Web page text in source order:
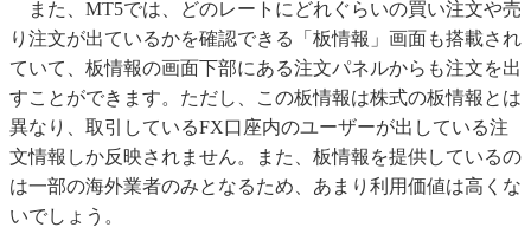
また、MT5では、どのレートにどれぐらいの買い注文や売
り注文が出ているかを確認できる「板情報」画面も搭載され
ていて、板情報の画面下部にある注文パネルからも注文を出
すことができます。ただし、この板情報は株式の板情報とは
異なり、取引しているFX口座内のユーザーが出している注
文情報しか反映されません。また、板情報を提供しているの
は一部の海外業者のみとなるため、あまり利用価値は高くな
いでしょう。